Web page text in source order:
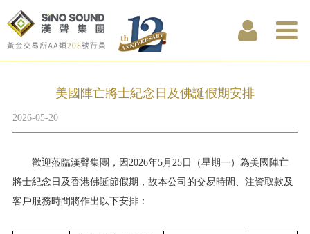
美國陣亡將士紀念日及佛誕假期安排
2026-05-20
歡迎蒞臨漢聲集團，因2026年5月25日（星期一）為美國陣亡
將士紀念日及香港佛誕節假期，故本公司的交易時間、注資取款及
客戶服務時間將作出以下安排：